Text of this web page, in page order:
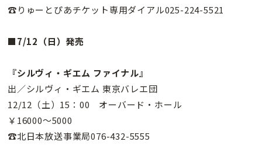
☎りゅーとぴあチケット専用ダイアル025-224-5521
■7/12（日）発売
『シルヴィ・ギエム ファイナル』
出／シルヴィ・ギエム 東京バレエ団
12/12（土）15：00 オーバード・ホール
￥16000〜5000
☎北日本放送事業局076-432-5555